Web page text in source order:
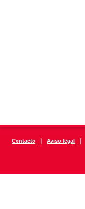
Contacto | Aviso legal |